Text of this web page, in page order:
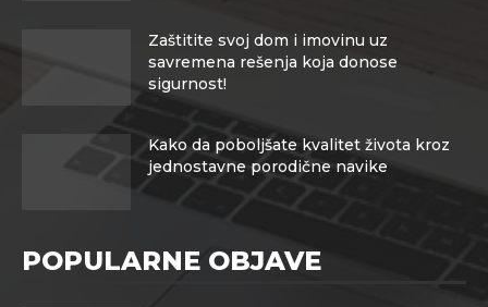
Zaštitite svoj dom i imovinu uz
savremena rešenja koja donose
sigurnost!
Kako da poboljšate kvalitet života kroz
jednostavne porodične navike
POPULARNE OBJAVE